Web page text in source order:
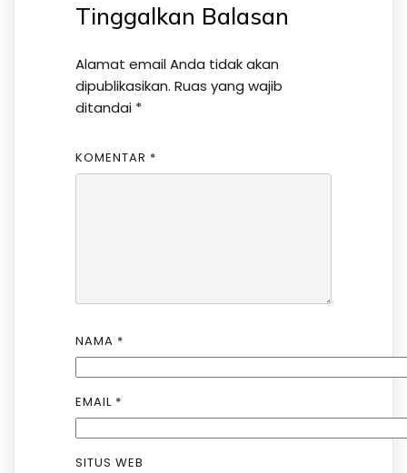
Tinggalkan Balasan
Alamat email Anda tidak akan
dipublikasikan. Ruas yang wajib
ditandai *
KOMENTAR *
NAMA *
EMAIL *
SITUS WEB